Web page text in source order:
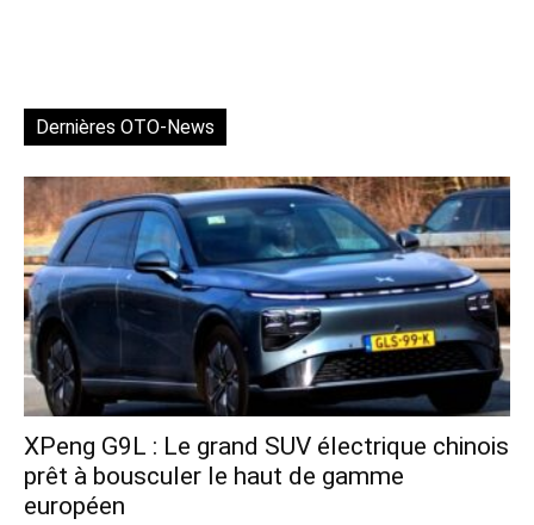
Dernières OTO-News
XPeng G9L : Le grand SUV électrique chinois
prêt à bousculer le haut de gamme
européen